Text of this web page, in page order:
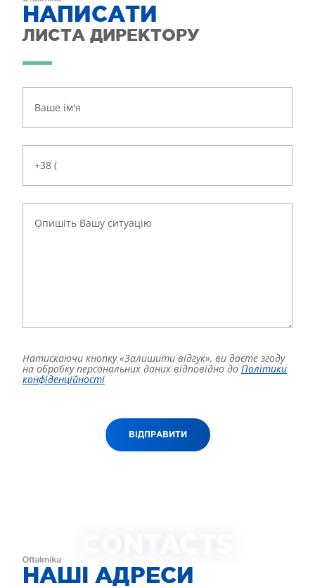
НАПИСАТИ
ЛИСТА ДИРЕКТОРУ
Натискаючи кнопку «Залишити відгук», ви даєте згоду
на обробку персональних даних відповідно до Політики
конфіденційності
ВІДПРАВИТИ
НАШІ АДРЕСИ